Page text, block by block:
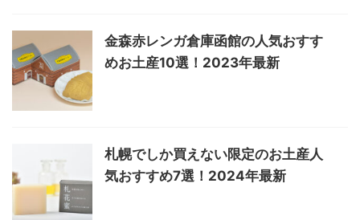
金森赤レンガ倉庫函館の人気おすす
めお土産10選！2023年最新
札幌でしか買えない限定のお土産人
気おすすめ7選！2024年最新